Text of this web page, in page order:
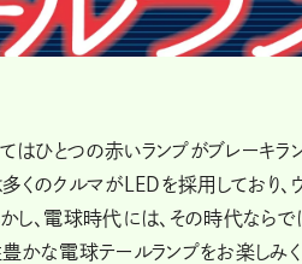
ひとつの赤いランプがブレーキラ
くのクルマがLEDを採用しており、
し、電球時代には、その時代なら
かな電球テールランプをお楽しみく